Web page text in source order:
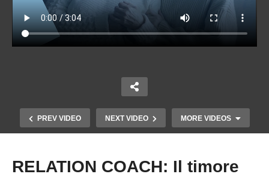
PREV VIDEO NEXT VIDEO MORE VIDEOS
RELATION COACH: Il timore